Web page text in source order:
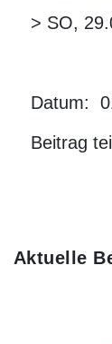
> SO,
Datum:
Beitrag
Aktuelle